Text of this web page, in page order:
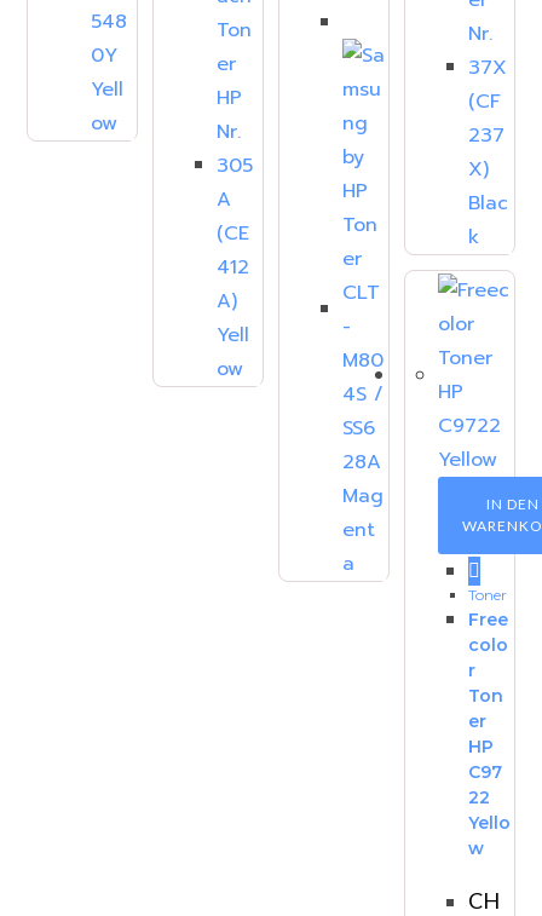
IN DEN
Toner
Free
colo
r
Ton
er
HP
C97
22
Yello
w
CH